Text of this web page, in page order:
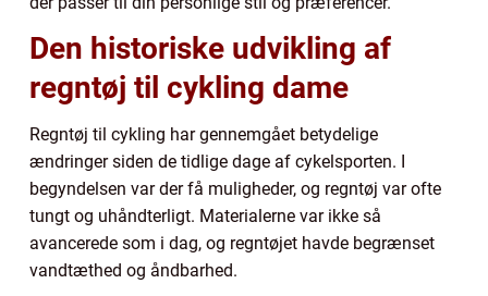
Den historiske udvikling af
regntøj til cykling dame
Regntøj til cykling har gennemgået betydelige
ændringer siden de tidlige dage af cykelsporten. I
begyndelsen var der få muligheder, og regntøj var ofte
tungt og uhåndterligt. Materialerne var ikke så
avancerede som i dag, og regntøjet havde begrænset
vandtæthed og åndbarhed.